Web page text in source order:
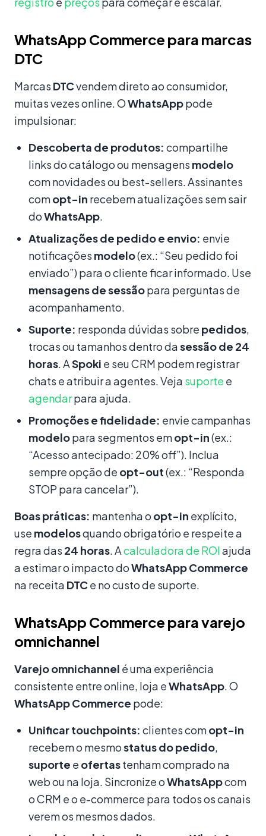
WhatsApp Commerce para marcas
DTC
Marcas DTCvendem direto ao consumidor,
muitas vezes online. OWhatsApppode
impulsionar:
Descoberta de produtos: compartilhe
links do catálogo ou mensagens modelo
com novidades ou best-sellers. Assinantes
comopt-in recebem atualizações sem sair
doWhatsApp.
Atualizações de pedido e envio: envie
notificações modelo(ex.: “Seu pedido foi
enviado”) para o cliente ficar informado. Use
mensagens de sessãopara perguntas de
acompanhamento.
Suporte: responda dúvidas sobre pedidos,
trocas ou tamanhos dentro dasessão de 24
horas. ASpoki e seu CRM podem registrar
chats e atribuir a agentes. Veja suporte e
agendarpara ajuda.
Promoções e fidelidade: envie campanhas
modelopara segmentos emopt-in(ex.:
“Acesso antecipado: 20% off”). Inclua
sempre opção de opt-out(ex.: “Responda
STOP para cancelar”).
Boas práticas: mantenha o opt-in explícito,
use modelosquando obrigatório e respeite a
regra das 24 horas. Acalculadora de ROIajuda
a estimar o impacto doWhatsApp Commerce
na receita DTCe no custo de suporte.
WhatsApp Commerce para varejo
omnichannel
Varejo omnichannel é uma experiência
consistente entre online, loja eWhatsApp. O
WhatsApp Commerce pode:
Unificar touchpoints: clientes comopt-in
recebem o mesmostatus do pedido,
suporte e ofertastenham comprado na
web ou na loja. Sincronize oWhatsAppcom
o CRM e o e-commerce para todos os canais
verem os mesmos dados.